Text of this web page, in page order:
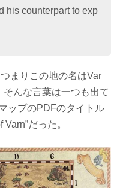
his counterpart to exp
まりこの地の名はVar
んな言葉は一つも出て
ップのPDFのタイトル
だった。